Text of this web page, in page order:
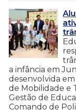
a infância em
desenvolvida
de Mobilidade e
Gestão de
Comando de